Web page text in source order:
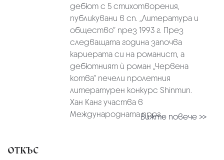
дебют с 5 стихотворения,
публикувани в сп. „Литература и
общество“ през 1993 г. През
следващата година започва
кариерата си на романист, а
дебютният ѝ роман „Червена
котва“ печели пролетния
литературен конкурс Shinmun.
Хан Канг участва в
Международната прог...Вижте повече >>
ОТКЪС